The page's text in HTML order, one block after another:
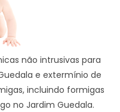
não intrusivas para
e extermínio de
incluindo formigas
no Jardim Guedala.